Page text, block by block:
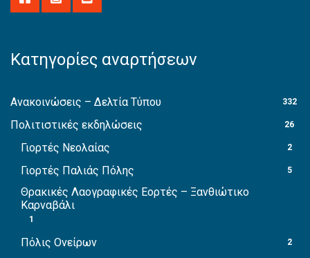
Κατηγορίες αναρτήσεων
Ανακοινώσεις – Δελτία Τύπου 332
Πολιτιστικές εκδηλώσεις 26
Γιορτές Νεολαίας 2
Γιορτές Παλιάς Πόλης 5
Θρακικές Λαογραφικές Εορτές – Ξανθιώτικο
Καρναβάλι
1
Πόλις Ονείρων 2